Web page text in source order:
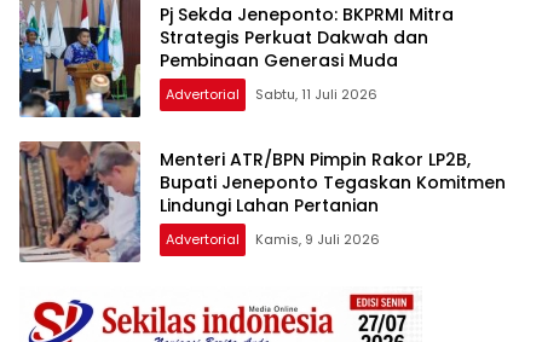
Pj Sekda Jeneponto: BKPRMI Mitra
Strategis Perkuat Dakwah dan
Pembinaan Generasi Muda
Advertorial Sabtu, 11 Juli 2026
Menteri ATR/BPN Pimpin Rakor LP2B,
Bupati Jeneponto Tegaskan Komitmen
Lindungi Lahan Pertanian
Advertorial Kamis, 9 Juli 2026